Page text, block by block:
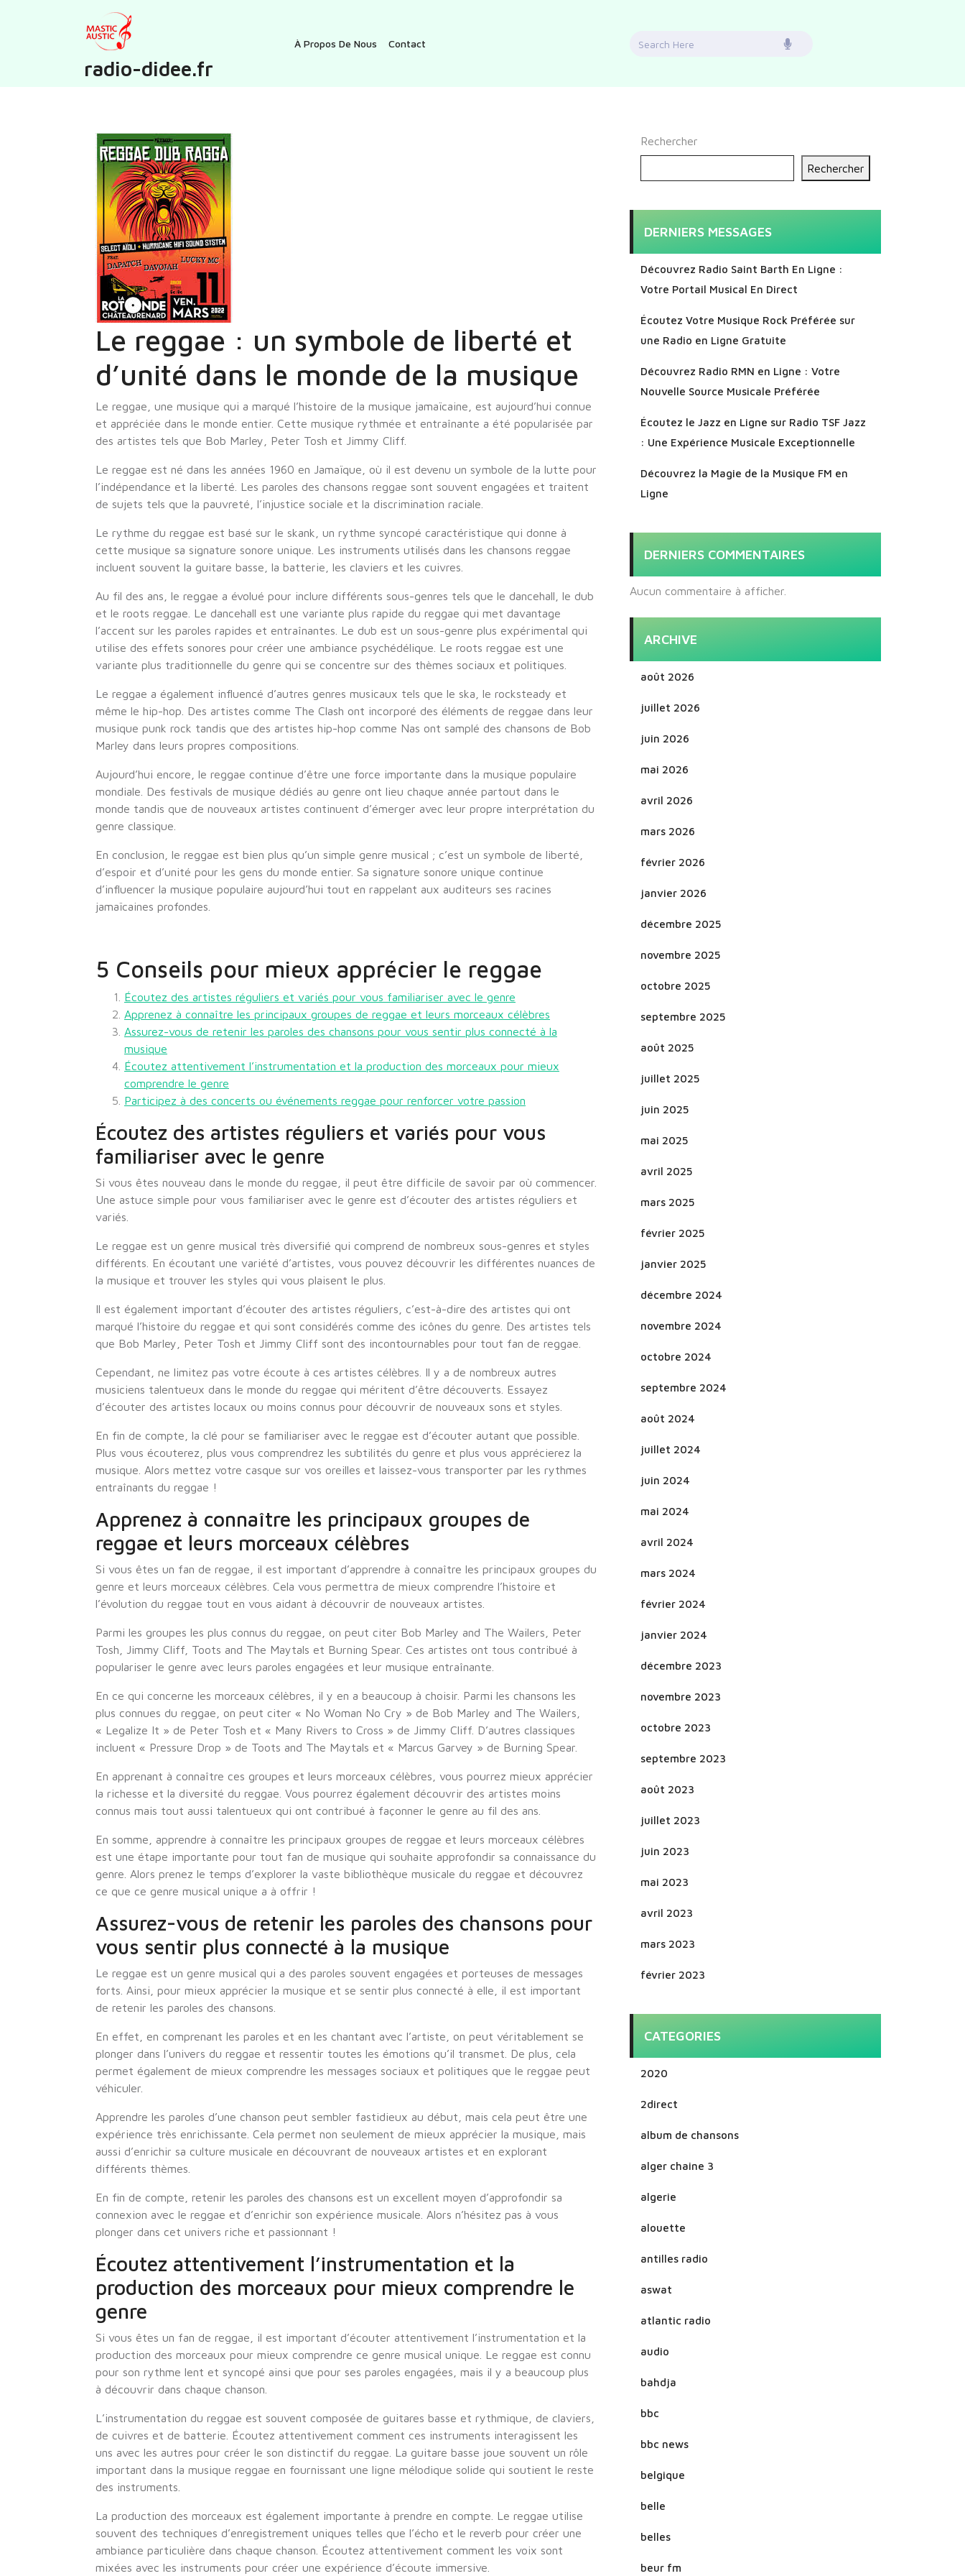
radio-didee.fr
À Propos De Nous Contact
Search
Le reggae : un symbole de liberté et
d’unité dans le monde de la musique
Le reggae, une musique qui a marqué l’histoire de la musique jamaïcaine, est aujourd’hui connue
et appréciée dans le monde entier. Cette musique rythmée et entraînante a été popularisée par
des artistes tels que Bob Marley, Peter Tosh et Jimmy Cliff.
Le reggae est né dans les années 1960 en Jamaïque, où il est devenu un symbole de la lutte pour
l’indépendance et la liberté. Les paroles des chansons reggae sont souvent engagées et traitent
de sujets tels que la pauvreté, l’injustice sociale et la discrimination raciale.
Le rythme du reggae est basé sur le skank, un rythme syncopé caractéristique qui donne à
cette musique sa signature sonore unique. Les instruments utilisés dans les chansons reggae
incluent souvent la guitare basse, la batterie, les claviers et les cuivres.
Au fil des ans, le reggae a évolué pour inclure différents sous-genres tels que le dancehall, le dub
et le roots reggae. Le dancehall est une variante plus rapide du reggae qui met davantage
l’accent sur les paroles rapides et entraînantes. Le dub est un sous-genre plus expérimental qui
utilise des effets sonores pour créer une ambiance psychédélique. Le roots reggae est une
variante plus traditionnelle du genre qui se concentre sur des thèmes sociaux et politiques.
Le reggae a également influencé d’autres genres musicaux tels que le ska, le rocksteady et
même le hip-hop. Des artistes comme The Clash ont incorporé des éléments de reggae dans leur
musique punk rock tandis que des artistes hip-hop comme Nas ont samplé des chansons de Bob
Marley dans leurs propres compositions.
Aujourd’hui encore, le reggae continue d’être une force importante dans la musique populaire
mondiale. Des festivals de musique dédiés au genre ont lieu chaque année partout dans le
monde tandis que de nouveaux artistes continuent d’émerger avec leur propre interprétation du
genre classique.
En conclusion, le reggae est bien plus qu’un simple genre musical ; c’est un symbole de liberté,
d’espoir et d’unité pour les gens du monde entier. Sa signature sonore unique continue
d’influencer la musique populaire aujourd’hui tout en rappelant aux auditeurs ses racines
jamaïcaines profondes.
5 Conseils pour mieux apprécier le reggae
Écoutez des artistes réguliers et variés pour vous familiariser avec le genre
Apprenez à connaître les principaux groupes de reggae et leurs morceaux célèbres
Assurez-vous de retenir les paroles des chansons pour vous sentir plus connecté à la
musique
Écoutez attentivement l’instrumentation et la production des morceaux pour mieux
comprendre le genre
Participez à des concerts ou événements reggae pour renforcer votre passion
Écoutez des artistes réguliers et variés pour vous
familiariser avec le genre
Si vous êtes nouveau dans le monde du reggae, il peut être difficile de savoir par où commencer.
Une astuce simple pour vous familiariser avec le genre est d’écouter des artistes réguliers et
variés.
Le reggae est un genre musical très diversifié qui comprend de nombreux sous-genres et styles
différents. En écoutant une variété d’artistes, vous pouvez découvrir les différentes nuances de
la musique et trouver les styles qui vous plaisent le plus.
Il est également important d’écouter des artistes réguliers, c’est-à-dire des artistes qui ont
marqué l’histoire du reggae et qui sont considérés comme des icônes du genre. Des artistes tels
que Bob Marley, Peter Tosh et Jimmy Cliff sont des incontournables pour tout fan de reggae.
Cependant, ne limitez pas votre écoute à ces artistes célèbres. Il y a de nombreux autres
musiciens talentueux dans le monde du reggae qui méritent d’être découverts. Essayez
d’écouter des artistes locaux ou moins connus pour découvrir de nouveaux sons et styles.
En fin de compte, la clé pour se familiariser avec le reggae est d’écouter autant que possible.
Plus vous écouterez, plus vous comprendrez les subtilités du genre et plus vous apprécierez la
musique. Alors mettez votre casque sur vos oreilles et laissez-vous transporter par les rythmes
entraînants du reggae !
Apprenez à connaître les principaux groupes de
reggae et leurs morceaux célèbres
Si vous êtes un fan de reggae, il est important d’apprendre à connaître les principaux groupes du
genre et leurs morceaux célèbres. Cela vous permettra de mieux comprendre l’histoire et
l’évolution du reggae tout en vous aidant à découvrir de nouveaux artistes.
Parmi les groupes les plus connus du reggae, on peut citer Bob Marley and The Wailers, Peter
Tosh, Jimmy Cliff, Toots and The Maytals et Burning Spear. Ces artistes ont tous contribué à
populariser le genre avec leurs paroles engagées et leur musique entraînante.
En ce qui concerne les morceaux célèbres, il y en a beaucoup à choisir. Parmi les chansons les
plus connues du reggae, on peut citer « No Woman No Cry » de Bob Marley and The Wailers,
« Legalize It » de Peter Tosh et « Many Rivers to Cross » de Jimmy Cliff. D’autres classiques
incluent « Pressure Drop » de Toots and The Maytals et « Marcus Garvey » de Burning Spear.
En apprenant à connaître ces groupes et leurs morceaux célèbres, vous pourrez mieux apprécier
la richesse et la diversité du reggae. Vous pourrez également découvrir des artistes moins
connus mais tout aussi talentueux qui ont contribué à façonner le genre au fil des ans.
En somme, apprendre à connaître les principaux groupes de reggae et leurs morceaux célèbres
est une étape importante pour tout fan de musique qui souhaite approfondir sa connaissance du
genre. Alors prenez le temps d’explorer la vaste bibliothèque musicale du reggae et découvrez
ce que ce genre musical unique a à offrir !
Assurez-vous de retenir les paroles des chansons pour
vous sentir plus connecté à la musique
Le reggae est un genre musical qui a des paroles souvent engagées et porteuses de messages
forts. Ainsi, pour mieux apprécier la musique et se sentir plus connecté à elle, il est important
de retenir les paroles des chansons.
En effet, en comprenant les paroles et en les chantant avec l’artiste, on peut véritablement se
plonger dans l’univers du reggae et ressentir toutes les émotions qu’il transmet. De plus, cela
permet également de mieux comprendre les messages sociaux et politiques que le reggae peut
véhiculer.
Apprendre les paroles d’une chanson peut sembler fastidieux au début, mais cela peut être une
expérience très enrichissante. Cela permet non seulement de mieux apprécier la musique, mais
aussi d’enrichir sa culture musicale en découvrant de nouveaux artistes et en explorant
différents thèmes.
En fin de compte, retenir les paroles des chansons est un excellent moyen d’approfondir sa
connexion avec le reggae et d’enrichir son expérience musicale. Alors n’hésitez pas à vous
plonger dans cet univers riche et passionnant !
Écoutez attentivement l’instrumentation et la
production des morceaux pour mieux comprendre le
genre
Si vous êtes un fan de reggae, il est important d’écouter attentivement l’instrumentation et la
production des morceaux pour mieux comprendre ce genre musical unique. Le reggae est connu
pour son rythme lent et syncopé ainsi que pour ses paroles engagées, mais il y a beaucoup plus
à découvrir dans chaque chanson.
L’instrumentation du reggae est souvent composée de guitares basse et rythmique, de claviers,
de cuivres et de batterie. Écoutez attentivement comment ces instruments interagissent les
uns avec les autres pour créer le son distinctif du reggae. La guitare basse joue souvent un rôle
important dans la musique reggae en fournissant une ligne mélodique solide qui soutient le reste
des instruments.
La production des morceaux est également importante à prendre en compte. Le reggae utilise
souvent des techniques d’enregistrement uniques telles que l’écho et le reverb pour créer une
ambiance particulière dans chaque chanson. Écoutez attentivement comment les voix sont
mixées avec les instruments pour créer une expérience d’écoute immersive.
Rechercher
Rechercher
DERNIERS MESSAGES
Découvrez Radio Saint Barth En Ligne :
Votre Portail Musical En Direct
Écoutez Votre Musique Rock Préférée sur
une Radio en Ligne Gratuite
Découvrez Radio RMN en Ligne : Votre
Nouvelle Source Musicale Préférée
Écoutez le Jazz en Ligne sur Radio TSF Jazz
: Une Expérience Musicale Exceptionnelle
Découvrez la Magie de la Musique FM en
Ligne
DERNIERS COMMENTAIRES
Aucun commentaire à afficher.
ARCHIVE
août 2026
juillet 2026
juin 2026
mai 2026
avril 2026
mars 2026
février 2026
janvier 2026
décembre 2025
novembre 2025
octobre 2025
septembre 2025
août 2025
juillet 2025
juin 2025
mai 2025
avril 2025
mars 2025
février 2025
janvier 2025
décembre 2024
novembre 2024
octobre 2024
septembre 2024
août 2024
juillet 2024
juin 2024
mai 2024
avril 2024
mars 2024
février 2024
janvier 2024
décembre 2023
novembre 2023
octobre 2023
septembre 2023
août 2023
juillet 2023
juin 2023
mai 2023
avril 2023
mars 2023
février 2023
CATEGORIES
2020
2direct
album de chansons
alger chaine 3
algerie
alouette
antilles radio
aswat
atlantic radio
audio
bahdja
bbc
bbc news
belgique
belle
belles
beur fm